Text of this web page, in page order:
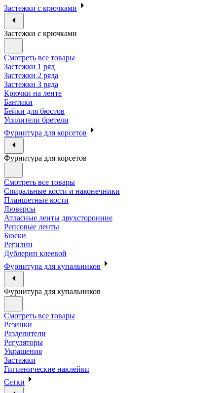
Застежки с крючками
Застежки с крючками
Смотреть все товары
Застежки 1 ряд
Застежки 2 ряда
Застежки 3 ряда
Крючки на ленте
Бантики
Бейки для бюстов
Усилители бретели
Фурнитура для корсетов
Фурнитура для корсетов
Смотреть все товары
Спиральные кости и наконечники
Планшетные кости
Люверсы
Атласные ленты двухсторонние
Репсовые ленты
Бюски
Регилин
Дублерин клеевой
Фурнитура для купальников
Фурнитура для купальников
Смотреть все товары
Резинки
Разделители
Регуляторы
Украшения
Застежки
Гигиенические наклейки
Сетки